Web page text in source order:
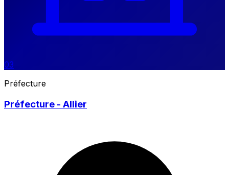
03
Préfecture
Préfecture - Allier